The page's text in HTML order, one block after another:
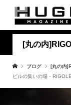
[丸の内
ブログ [丸の内
ビルの集いの場・